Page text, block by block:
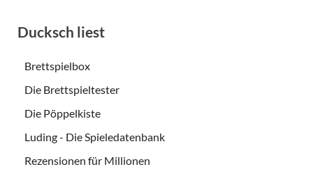
Ducksch liest
Brettspielbox
Die Brettspieltester
Die Pöppelkiste
Luding - Die Spieledatenbank
Rezensionen für Millionen